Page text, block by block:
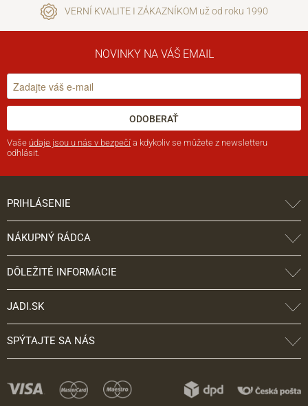
VERNÍ KVALITE I ZÁKAZNÍKOM už od roku 1990
NOVINKY NA VÁŠ EMAIL
ODOBERAŤ
Vaše údaje jsou u nás v bezpečí a kdykoliv se můžete z newsletteru
odhlásit.
PRIHLÁSENIE
NÁKUPNÝ RÁDCA
DÔLEŽITÉ INFORMÁCIE
JADI.SK
SPÝTAJTE SA NÁS